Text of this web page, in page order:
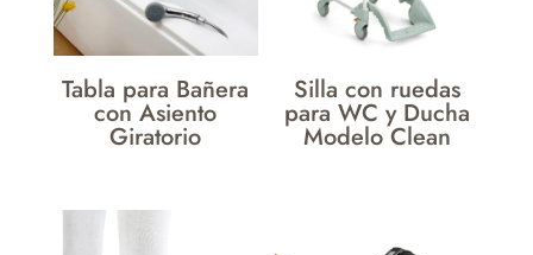
Tabla para Bañera
con Asiento
Giratorio
Silla con ruedas
para WC y Ducha
Modelo Clean